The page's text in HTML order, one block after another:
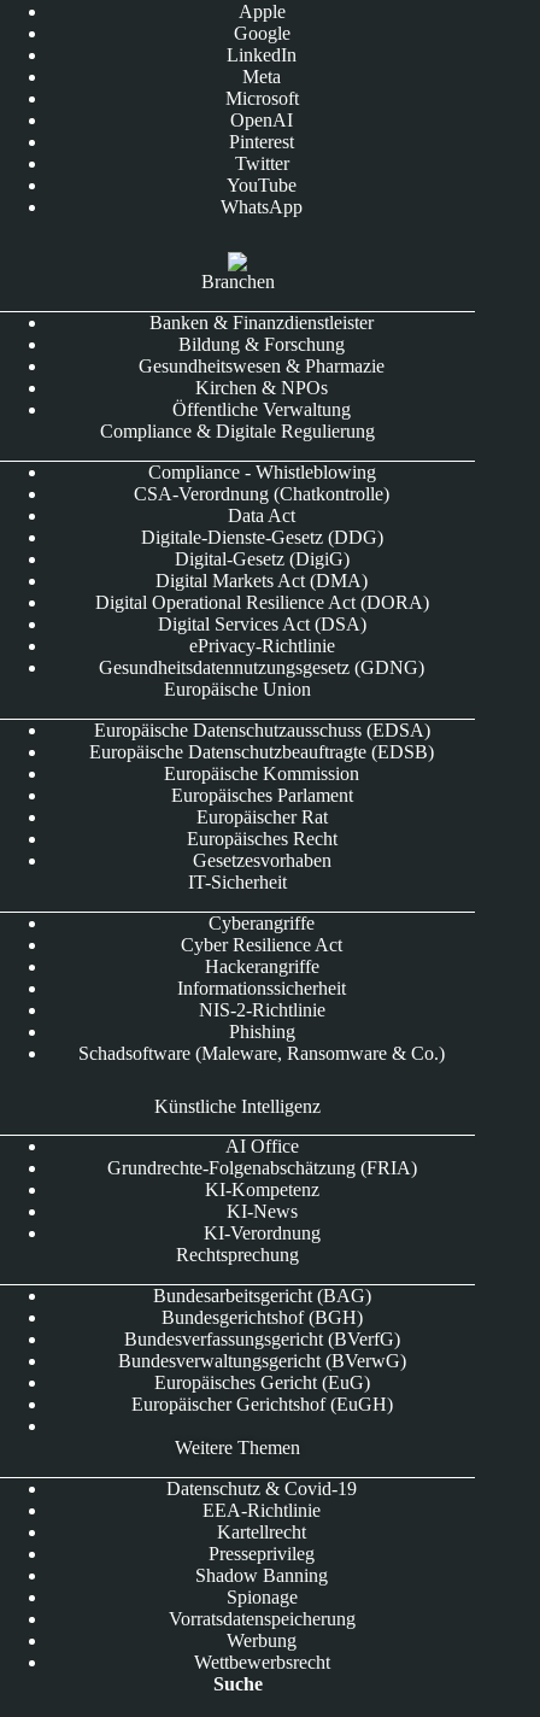
Apple
Google
LinkedIn
Meta
Microsoft
OpenAI
Pinterest
Twitter
YouTube
WhatsApp
Branchen
Banken & Finanzdienstleister
Bildung & Forschung
Gesundheitswesen & Pharmazie
Kirchen & NPOs
Öffentliche Verwaltung
Compliance & Digitale Regulierung
Compliance - Whistleblowing
CSA-Verordnung (Chatkontrolle)
Data Act
Digitale-Dienste-Gesetz (DDG)
Digital-Gesetz (DigiG)
Digital Markets Act (DMA)
Digital Operational Resilience Act (DORA)
Digital Services Act (DSA)
ePrivacy-Richtlinie
Gesundheitsdatennutzungsgesetz (GDNG)
Europäische Union
Europäische Datenschutzausschuss (EDSA)
Europäische Datenschutzbeauftragte (EDSB)
Europäische Kommission
Europäisches Parlament
Europäischer Rat
Europäisches Recht
Gesetzesvorhaben
IT-Sicherheit
Cyberangriffe
Cyber Resilience Act
Hackerangriffe
Informationssicherheit
NIS-2-Richtlinie
Phishing
Schadsoftware (Maleware, Ransomware & Co.)
Künstliche Intelligenz
AI Office
Grundrechte-Folgenabschätzung (FRIA)
KI-Kompetenz
KI-News
KI-Verordnung
Rechtsprechung
Bundesarbeitsgericht (BAG)
Bundesgerichtshof (BGH)
Bundesverfassungsgericht (BVerfG)
Bundesverwaltungsgericht (BVerwG)
Europäisches Gericht (EuG)
Europäischer Gerichtshof (EuGH)
Weitere Themen
Datenschutz & Covid-19
EEA-Richtlinie
Kartellrecht
Presseprivileg
Shadow Banning
Spionage
Vorratsdatenspeicherung
Werbung
Wettbewerbsrecht
Suche